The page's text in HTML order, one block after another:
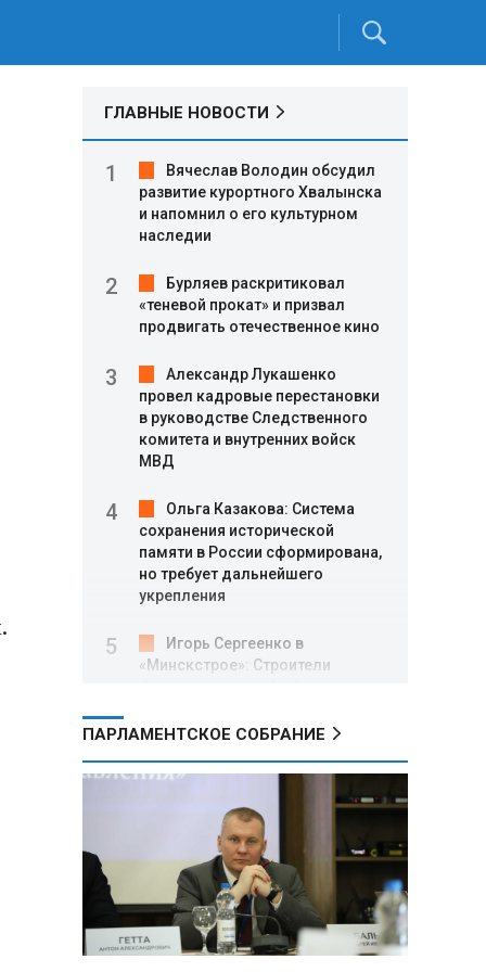
ГЛАВНЫЕ НОВОСТИ
Вячеслав Володин обсудил
развитие курортного Хвалынска
и напомнил о его культурном
наследии
Бурляев раскритиковал
«теневой прокат» и призвал
продвигать отечественное кино
Александр Лукашенко
провел кадровые перестановки
в руководстве Следственного
комитета и внутренних войск
МВД
Ольга Казакова: Система
сохранения исторической
памяти в России сформирована,
но требует дальнейшего
укрепления
Игорь Сергеенко в
«Минскстрое»: Строители
в улучшении охраны труда
МИД РФ: Поездка
Зеленского в США не принесла
ожидаемых результатов
Белорусские школьники
собрали первые «космические»
томаты из семян, побывавших
на орбите
ПАРЛАМЕНТСКОЕ СОБРАНИЕ